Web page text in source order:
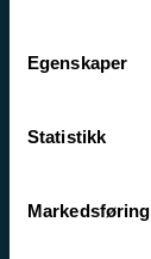
Egenskaper
Statistikk
Markedsføring